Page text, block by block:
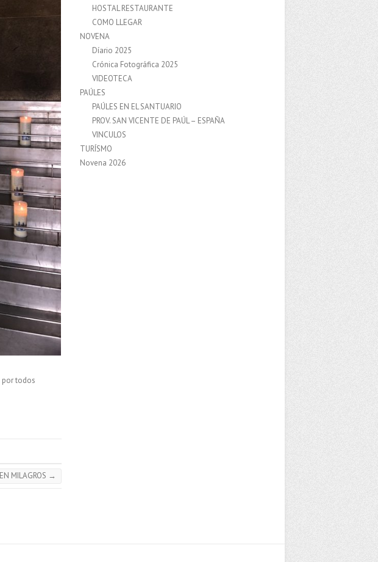
por todos
MILAGROS →
HOSTAL RESTAURANTE
COMO LLEGAR
NOVENA
Díario 2025
Crónica Fotográfica 2025
VIDEOTECA
PAÚLES
PAÚLES EN EL SANTUARIO
PROV. SAN VICENTE DE PAÚL – ESPAÑA
VINCULOS
TURÍSMO
Novena 2026